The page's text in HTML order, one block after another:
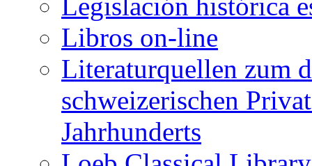
Libros on-line
Literaturquellen zum
schweizerischen
Jahrhunderts